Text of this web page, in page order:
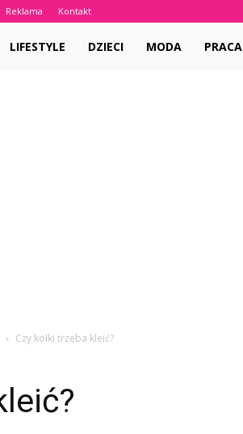
Reklama Kontakt
LIFESTYLE DZIECI MODA PRACA
Czy kołki trzeba kleić?